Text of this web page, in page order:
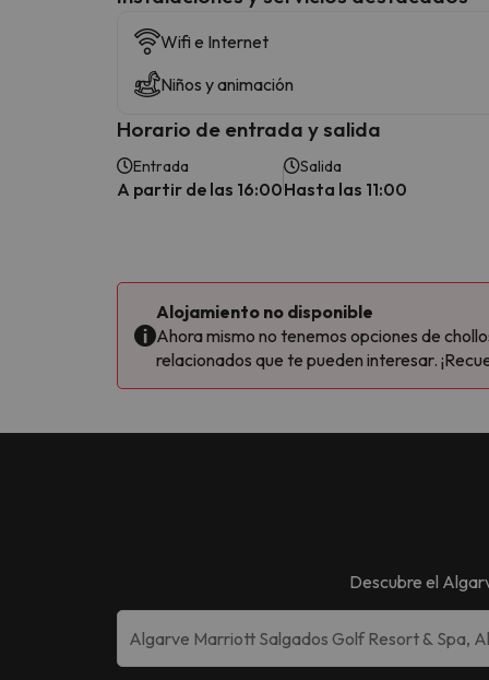
Wifi e Internet
Niños y animación
Horario de entrada y salida
Entrada
A partir de las 16:00
Salida
Hasta las 11:00
Alojamiento no disponible
Ahora mismo no tenemos opciones de
relacionados que te pueden interesar.
Descubre el